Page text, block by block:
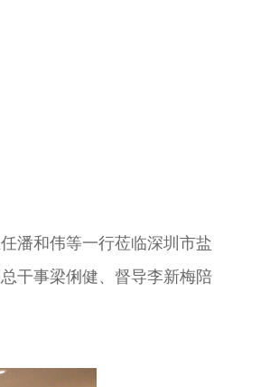
潘和伟等一行莅临深圳市盐
干事梁俐健、督导李新梅陪